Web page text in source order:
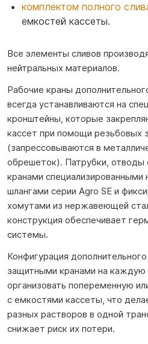
комплектом полного
емкостей кассеты.
Все элементы сливов
нейтральных материалов.
Рабочие краны
всегда устанавливаются на
кронштейны, которые
кассет при помощи резьбовых
(запрессовываются в
обрешеток). Патрубки, отводы
кранами
шлангами серии Agro SE и
хомутами из нержавеющей
конструкция обеспечивает
системы.
Конфигурация
защитными кранами на каждую
организовать попеременную
с емкостями кассеты, что
разных растворов в одной
снижает риск их потери.